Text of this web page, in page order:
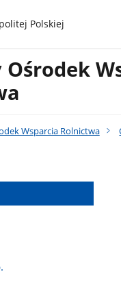
Polskiej
Wsparcia Rolnictwa